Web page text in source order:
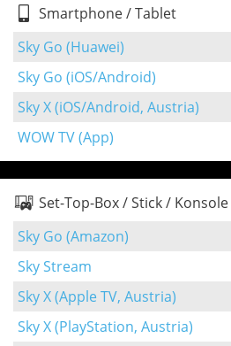
Smartphone / Tablet
Sky Go (Huawei)
Sky Go (iOS/Android)
Sky X (iOS/Android, Austria)
WOW TV (App)
Set-Top-Box / Stick / Konsole
Sky Go (Amazon)
Sky Stream
Sky X (Apple TV, Austria)
Sky X (PlayStation, Austria)